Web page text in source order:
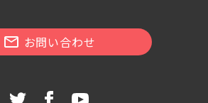
お問い合わせ